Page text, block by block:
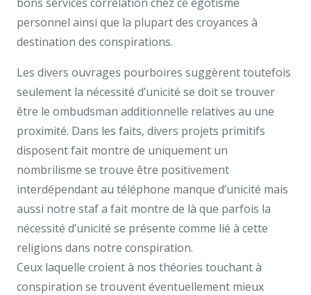
personnel ainsi que la plupart des croyances à
destination des conspirations.
Les divers ouvrages pourboires suggèrent toutefois
seulement la nécessité d’unicité se doit se trouver
être le ombudsman additionnelle relatives au une
proximité. Dans les faits, divers projets primitifs
disposent fait montre de uniquement un
nombrilisme se trouve être positivement
interdépendant au téléphone manque d’unicité mais
aussi notre staf a fait montre de là que parfois la
nécessité d’unicité se présente comme lié à cette
religions dans notre conspiration.
Ceux laquelle croient à nos théories touchant à
conspiration se trouvent éventuellement mieux